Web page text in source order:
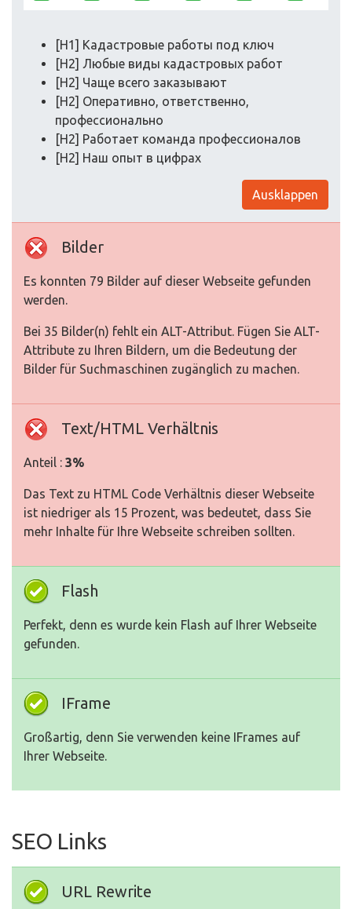
[H1] Кадастровые работы под ключ
[H2] Любые виды кадастровых работ
[H2] Чаще всего заказывают
[H2] Оперативно, ответственно,
профессионально
[H2] Работает команда профессионалов
[H2] Наш опыт в цифрах
Ausklappen
Bilder
Es konnten 79 Bilder auf dieser Webseite gefunden
werden.
Bei 35 Bilder(n) fehlt ein ALT-Attribut. Fügen Sie ALT-
Attribute zu Ihren Bildern, um die Bedeutung der
Bilder für Suchmaschinen zugänglich zu machen.
Text/HTML Verhältnis
Anteil : 3%
Das Text zu HTML Code Verhältnis dieser Webseite
ist niedriger als 15 Prozent, was bedeutet, dass Sie
mehr Inhalte für Ihre Webseite schreiben sollten.
Flash
Perfekt, denn es wurde kein Flash auf Ihrer Webseite
gefunden.
IFrame
Großartig, denn Sie verwenden keine IFrames auf
Ihrer Webseite.
SEO Links
URL Rewrite